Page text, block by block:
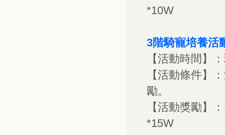
*10W
3階騎寵培養活
【活動時間】：
【活動條件】
勵。
【活動獎勵】
*15W